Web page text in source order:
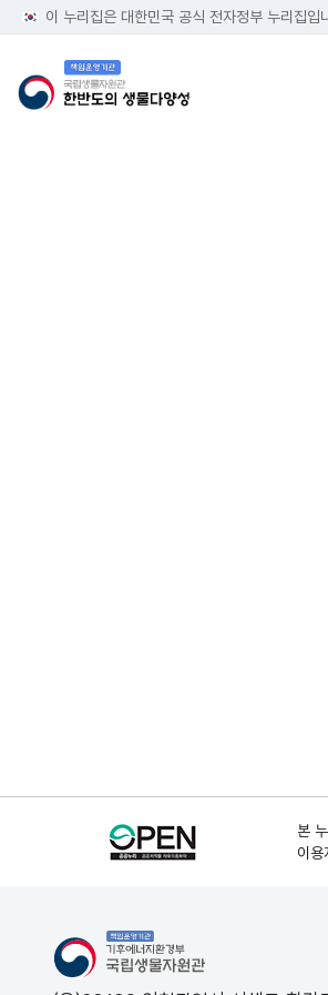
이 누리집은 대한민국 공식 전자정부 누리집입
본
이